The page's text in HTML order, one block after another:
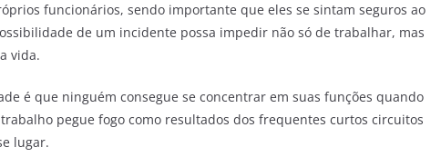
funcionários, sendo importante que eles se sintam seguros ao
de um incidente possa impedir não só de trabalhar, mas
vida.
é que ninguém consegue se concentrar em suas funções quando
pegue fogo como resultados dos frequentes curtos circuitos
lugar.